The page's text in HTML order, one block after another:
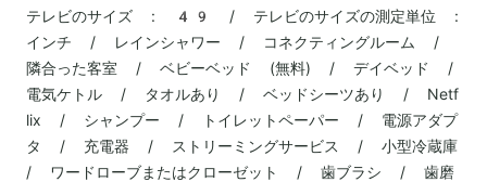
テレビのサイズ : 49 / テレビのサイズの測定単位 :
インチ / レインシャワー / コネクティングルーム /
隣合った客室 / ベビーベッド (無料) / デイベッド /
電気ケトル / タオルあり / ベッドシーツあり / Netf
lix / シャンプー / トイレットペーパー / 電源アダプ
タ / 充電器 / ストリーミングサービス / 小型冷蔵庫
/ ワードローブまたはクローゼット / 歯ブラシ / 歯磨